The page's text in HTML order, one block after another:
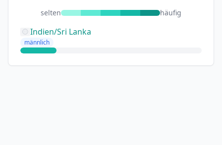
selten häufig
Indien/Sri Lanka
männlich